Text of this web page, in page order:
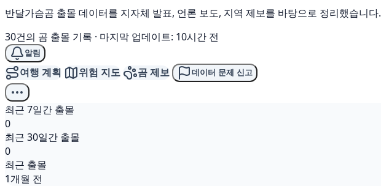
반달가슴곰 출몰 데이터를 지자체 발표, 언론 보도, 지역 제보를 바탕으로 정리했습니다.
30건의 곰 출몰 기록 · 마지막 업데이트: 10시간 전
알림
여행 계획 위험 지도 곰 제보 데이터 문제 신고
최근 7일간 출몰
0
최근 30일간 출몰
0
최근 출몰
1개월 전